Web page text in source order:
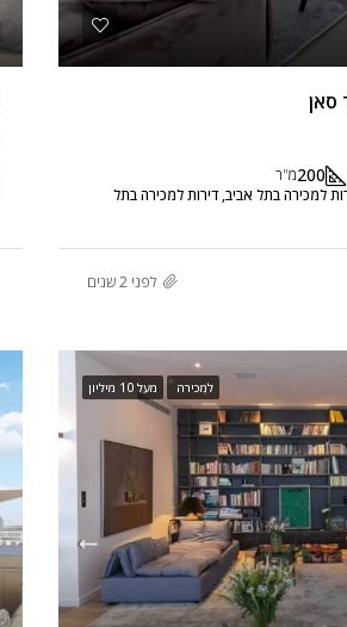
סאן
200מ"ר
למכירה בתל אביב, דירות למכירה בתל
לפני 2 שנים
למכירה מעל 10 מיליון